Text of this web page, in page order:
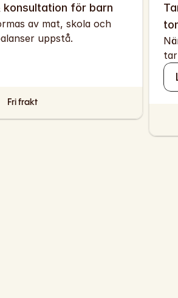
för barn
av mat, skola och
uppstå.
Fri frakt